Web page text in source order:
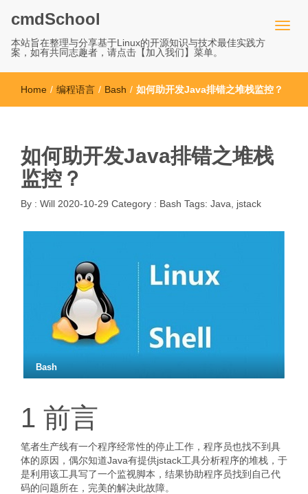
cmdSchool
本站旨在整理与分享基于Linux的开源知识与技术最佳实践方
案，如有共同志趣者，请点击【加入我们】菜单。
Home / 编程语言 / Bash / 如何助开发Java排错之堆栈监控？
如何助开发Java排错之堆栈
监控？
By : Will 2020-10-29 Category : Bash Tags: Java jstack
Bash
1 前言
笔者生产线有一个程序经常性的停止工作，程序员也找不到具
体的原因，偶尔知道Java有提供jstack工具分析程序的堆栈，于
是利用该工具写了一个监视脚本，结果协助程序员找到自己代
码的问题所在，完美的解决此故障。